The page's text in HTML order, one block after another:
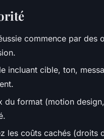
commence par des
incluant cible, ton,
du format (motion
les coûts cachés (droits